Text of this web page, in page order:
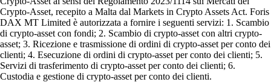
Crypto-Asset, recepito a Malta dal Markets in Crypto Assets Act. Foris
DAX MT Limited è autorizzata a fornire i seguenti servizi: 1. Scambio
di crypto-asset con fondi; 2. Scambio di crypto-asset con altri crypto-
asset; 3. Ricezione e trasmissione di ordini di crypto-asset per conto dei
clienti; 4. Esecuzione di ordini di crypto-asset per conto dei clienti; 5.
Servizi di trasferimento di crypto-asset per conto dei clienti; 6.
Custodia e gestione di crypto-asset per conto dei clienti.